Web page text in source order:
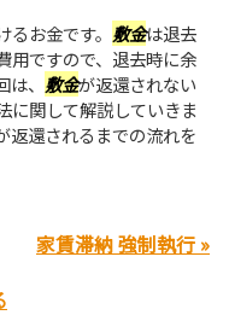
お金です。 敷金は退去
用ですので、退去時に余
、 敷金が返還されない
に関して解説していきま
返還されるまでの流れを
家賃滞納 強制執行 »